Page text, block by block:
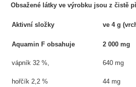
Obsažené látky ve výrobku jsou z čistě
Aktivní složky ve 4 g
Aquamin F obsahuje
vápník 32 %,
hořčík 2,2 %
2 000 mg
640 mg
44 mg